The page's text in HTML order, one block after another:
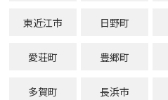
東近江市 日野町
愛荘町 豊郷町
多賀町 長浜市